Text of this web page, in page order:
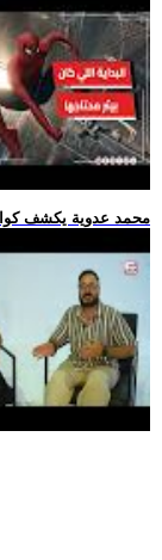
.. محمد عدوية يكشف